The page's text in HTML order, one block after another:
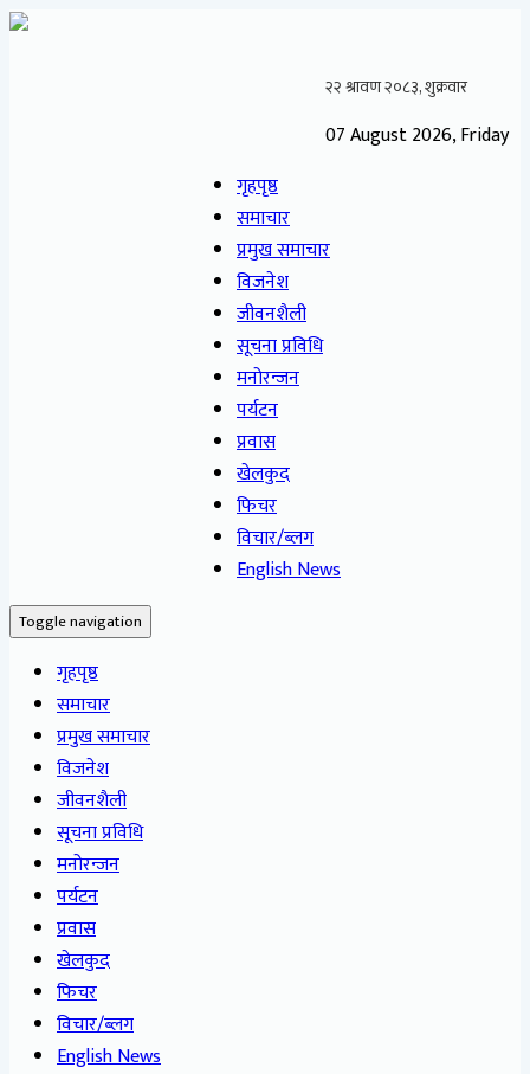
07 August 2026, Friday
गृहपृष्ठ
समाचार
प्रमुख समाचार
विजनेश
जीवनशैली
सूचना प्रविधि
मनोरन्जन
पर्यटन
प्रवास
खेलकुद
फिचर
विचार/ब्लग
English News
Toggle navigation
गृहपृष्ठ
समाचार
प्रमुख समाचार
विजनेश
जीवनशैली
सूचना प्रविधि
मनोरन्जन
पर्यटन
प्रवास
खेलकुद
फिचर
विचार/ब्लग
English News